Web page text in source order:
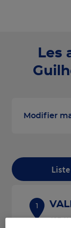
Les
Modifier
Liste
1
497